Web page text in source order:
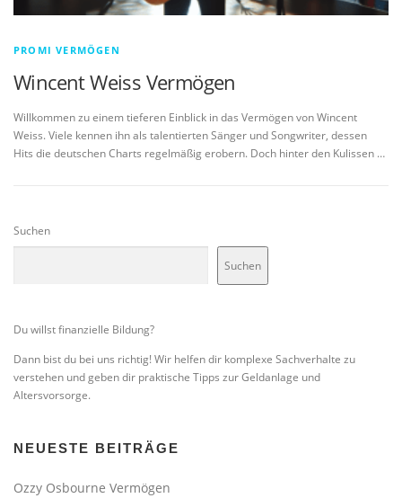
PROMI VERMÖGEN
Wincent Weiss Vermögen
Willkommen zu einem tieferen Einblick in das Vermögen von Wincent
Weiss. Viele kennen ihn als talentierten Sänger und Songwriter, dessen
Hits die deutschen Charts regelmäßig erobern. Doch hinter den Kulissen …
Suchen
Suchen
Du willst finanzielle Bildung?
Dann bist du bei uns richtig! Wir helfen dir komplexe Sachverhalte zu
verstehen und geben dir praktische Tipps zur Geldanlage und
Altersvorsorge.
NEUESTE BEITRÄGE
Ozzy Osbourne Vermögen